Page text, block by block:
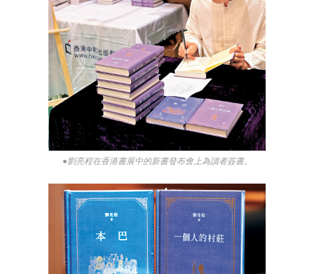
●劉亮程在香港書展中的新書發布會上為讀者簽書。